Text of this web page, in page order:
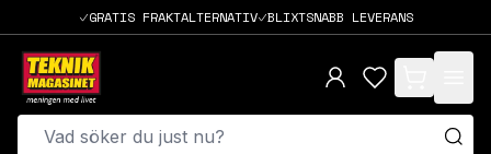
GRATIS FRAKTALTERNATIV BLIXTSNABB LEVERANS
items in cart,